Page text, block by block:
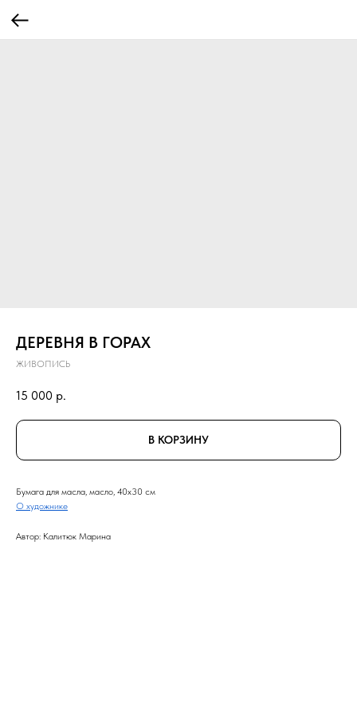
ДЕРЕВНЯ В ГОРАХ
ЖИВОПИСЬ
15 000 р.
В КОРЗИНУ
Бумага для масла, масло, 40x30 см
О художнике
Автор: Калитюк Марина